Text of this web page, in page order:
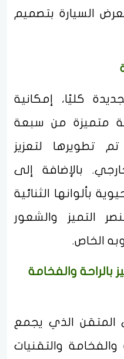
السيارة بتصميم
كليًا، إمكانية
متميزة من سبعة
تطويرها لتعزيز
بالإضافة إلى
بألوانها الثنائية
التميز والشعور
الخاص.
بالراحة والفخامة
المتقن الذي يجمع
والتقنيات